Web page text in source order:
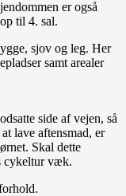
er også
til 4. sal.
sjov og leg. Her
samt arealer
side af vejen, så
lave aftensmad, er
Skal dette
cykeltur væk.